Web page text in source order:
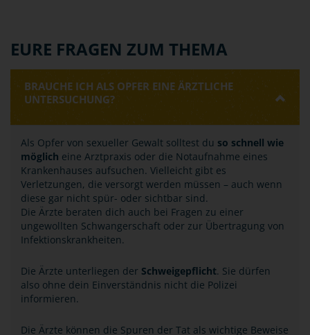
EURE FRAGEN ZUM THEMA
BRAUCHE ICH ALS OPFER EINE ÄRZTLICHE
UNTERSUCHUNG?
Als Opfer von sexueller Gewalt solltest du so schnell wie
möglich eine Arztpraxis oder die Notaufnahme eines
Krankenhauses aufsuchen. Vielleicht gibt es
Verletzungen, die versorgt werden müssen – auch wenn
diese gar nicht spür- oder sichtbar sind.
Die Ärzte beraten dich auch bei Fragen zu einer
ungewollten Schwangerschaft oder zur Übertragung von
Infektionskrankheiten.
Die Ärzte unterliegen der Schweigepflicht. Sie dürfen
also ohne dein Einverständnis nicht die Polizei
informieren.
Die Ärzte können die Spuren der Tat als wichtige Beweise